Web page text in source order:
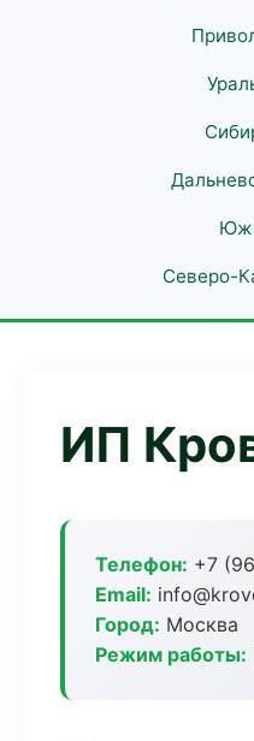
Северо-
ИП
Телефон: +7
Email:
Город: Москва
Режим работы: